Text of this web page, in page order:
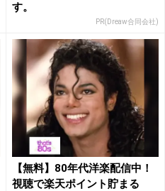
す。
PR(Dreaw合同会社)
【無料】80年代洋楽配信中！
視聴で楽天ポイント貯まる